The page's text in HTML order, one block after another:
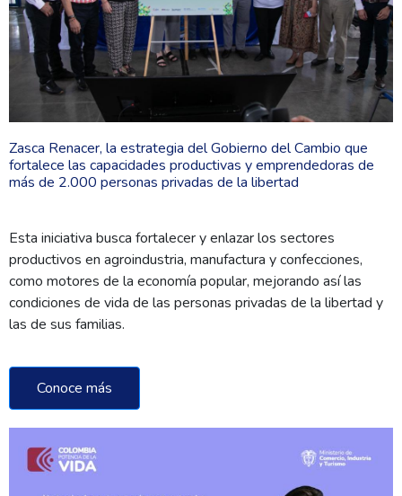
Zasca Renacer, la estrategia del Gobierno del Cambio que
fortalece las capacidades productivas y emprendedoras de
más de 2.000 personas privadas de la libertad
Esta iniciativa busca fortalecer y enlazar los sectores
productivos en agroindustria, manufactura y confecciones,
como motores de la economía popular, mejorando así las
condiciones de vida de las personas privadas de la libertad y
las de sus familias.
Conoce más